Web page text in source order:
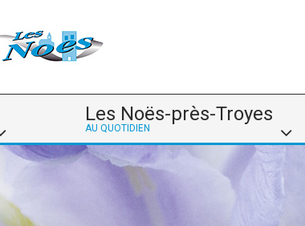
Les Noës-près-Troyes
AU QUOTIDIEN